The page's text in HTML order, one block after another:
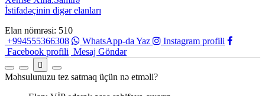
İstifadəçinin digər elanları
Elan nömrəsi: 510
+994555366308
WhatsApp-da Yaz
Instagram profili
Facebook profili Mesaj Göndər
Məhsulunuzu tez satmaq üçün nə etməli?